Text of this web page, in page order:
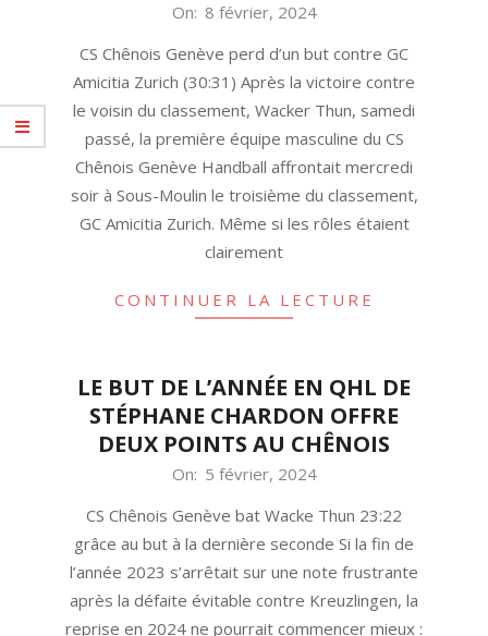
08
On: 8 février, 2024
CS Chênois Genève perd d’un but contre GC
Amicitia Zurich (30:31) Après la victoire contre
le voisin du classement, Wacker Thun, samedi
passé, la première équipe masculine du CS
Chênois Genève Handball affrontait mercredi
soir à Sous-Moulin le troisième du classement,
GC Amicitia Zurich. Même si les rôles étaient
clairement
CONTINUER LA LECTURE
LE BUT DE L’ANNÉE EN QHL DE
STÉPHANE CHARDON OFFRE
DEUX POINTS AU CHÊNOIS
On: 5 février, 2024
CS Chênois Genève bat Wacke Thun 23:22
grâce au but à la dernière seconde Si la fin de
l’année 2023 s’arrêtait sur une note frustrante
après la défaite évitable contre Kreuzlingen, la
reprise en 2024 ne pourrait commencer mieux :